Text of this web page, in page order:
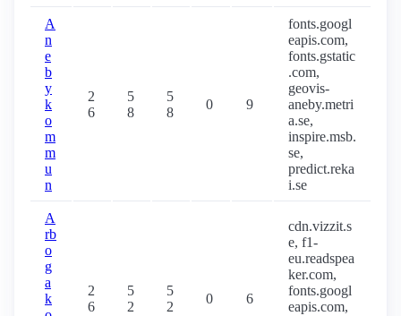
A
n
e
b
y
k
o
m
m
u
n
2
6
5
8
5
8
0 9
fonts.googl
eapis.com,
fonts.gstatic
.com,
geovis-
aneby.metri
a.se,
inspire.msb.
se,
predict.reka
i.se
A
rb
o
g
a
k
2
6
5
2
5
2
0 6
cdn.vizzit.s
e, f1-
eu.readspea
ker.com,
fonts.googl
eapis.com,